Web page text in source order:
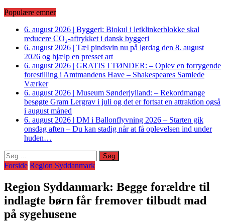
Populære emner
6. august 2026 | Byggeri: Biokul i letklinkerblokke skal
reducere CO₂-aftrykket i dansk byggeri
6. august 2026 | Tæl pindsvin nu på lørdag den 8. august
2026 og hjælp en presset art
6. august 2026 | GRATIS I TØNDER: – Oplev en forrygende
forestilling i Amtmandens Have – Shakespeares Samlede
Værker
6. august 2026 | Museum Sønderjylland: – Rekordmange
besøgte Gram Lergrav i juli og det er fortsat en attraktion også
i august måned
6. august 2026 | DM i Ballonflyvning 2026 – Starten gik
onsdag aften – Du kan stadig når at få oplevelsen ind under
huden…
Søg
efter:
Forside Region Syddanmark
Region Syddanmark: Begge forældre til
indlagte børn får fremover tilbudt mad
på sygehusene